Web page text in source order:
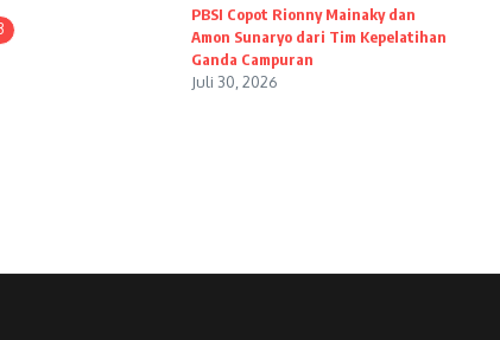
PBSI Copot Rionny Mainaky dan
Amon Sunaryo dari Tim Kepelatihan
Ganda Campuran
Juli 30, 2026